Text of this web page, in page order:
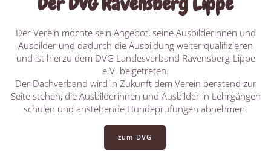
Der Verein möchte sein Angebot, seine Ausbilderinnen und
Ausbilder und dadurch die Ausbildung weiter qualifizieren
und ist hierzu dem DVG Landesverband Ravensberg-Lippe
e.V. beigetreten.
Der Dachverband wird in Zukunft dem Verein beratend zur
Seite stehen, die Ausbilderinnen und Ausbilder in Lehrgängen
schulen und anstehende Hundeprüfungen abnehmen.
zum DVG